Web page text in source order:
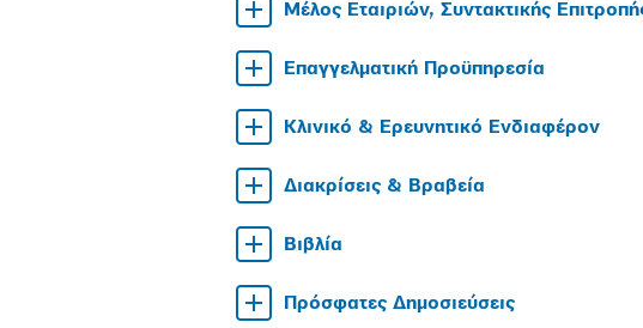
Μέλος Εταιριών, Συντακτικής
Επαγγελματική Προϋπηρεσία
Κλινικό & Ερευνητικό Ενδιαφέρον
Διακρίσεις & Βραβεία
Βιβλία
Πρόσφατες Δημοσιεύσεις